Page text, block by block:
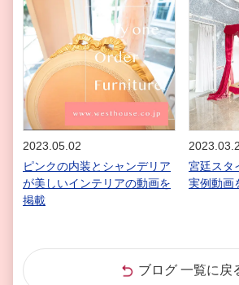
2023.05.02
ピンクの内装とシャンデリア
が美しいインテリアの動画を
掲載
宮廷スタ
実例動画
ブログ 一覧に戻